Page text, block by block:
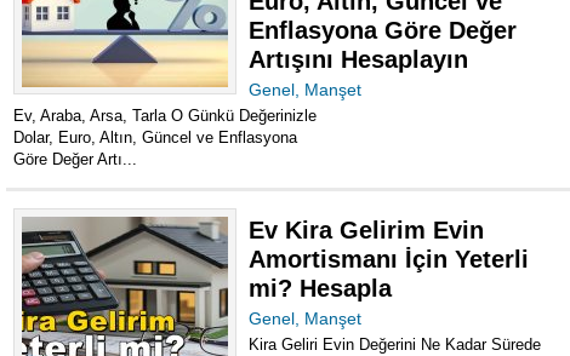
Enflasyona Göre Değer
Artışını Hesaplayın
Genel Manşet
Ev, Araba, Arsa, Tarla O Günkü Değerinizle
Dolar, Euro, Altın, Güncel ve Enflasyona
Göre Değer Artı...
Ev Kira Gelirim Evin
Amortismanı İçin Yeterli
mi? Hesapla
Genel Manşet
Kira Geliri Evin Değerini Ne Kadar Sürede